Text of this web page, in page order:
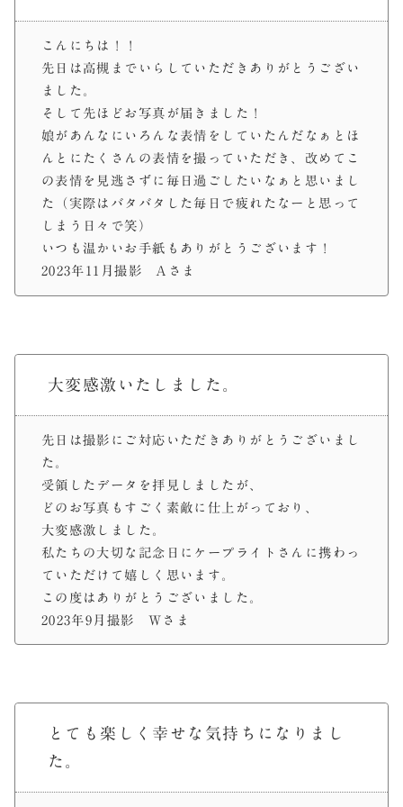
こんにちは！！
先日は高槻までいらしていただきありがとうござい
ました。
そして先ほどお写真が届きました！
娘があんなにいろんな表情をしていたんだなぁとほ
んとにたくさんの表情を撮っていただき、改めてこ
の表情を見逃さずに毎日過ごしたいなぁと思いまし
た（実際はバタバタした毎日で疲れたなーと思って
しまう日々で笑）
いつも温かいお手紙もありがとうございます！
2023年11月撮影 Aさま
大変感激いたしました。
先日は撮影にご対応いただきありがとうございまし
た。
受領したデータを拝見しましたが、
どのお写真もすごく素敵に仕上がっており、
大変感激しました。
私たちの大切な記念日にケープライトさんに携わっ
ていただけて嬉しく思います。
この度はありがとうございました。
2023年9月撮影 Wさま
とても楽しく幸せな気持ちになりまし
た。